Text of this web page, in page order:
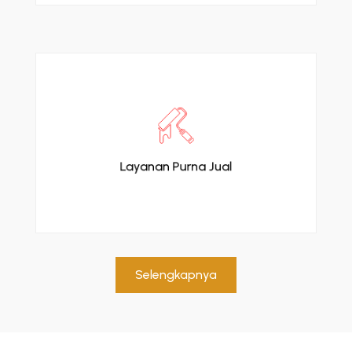
Layanan Purna Jual
Dukungan teknis dan garansi alat kesehatan.
Selengkapnya